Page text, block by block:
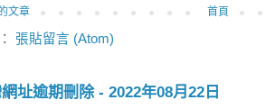
文章 首頁
張貼留言 (Atom)
址逾期刪除 - 2022年08月22日